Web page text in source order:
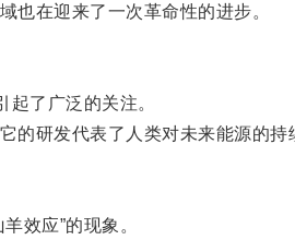
在迎来了一次革命性的进步。
了广泛的关注。
研发代表了人类对未来能源的持
效应”的现象。